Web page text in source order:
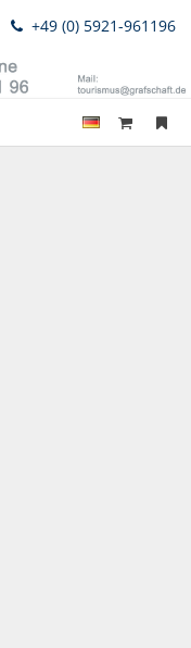
+49 (0) 5921-961196